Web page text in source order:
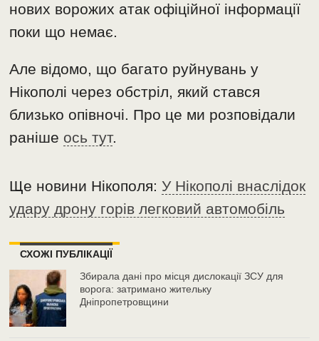
нових ворожих атак офіційної інформації
поки що немає.
Але відомо, що багато руйнувань у
Нікополі через обстріл, який стався
близько опівночі. Про це ми розповідали
раніше ось тут.
Ще новини Нікополя:У Нікополі внаслідок
удару дрону горів легковий автомобіль
СХОЖІ ПУБЛІКАЦІЇ
Збирала дані про місця дислокації ЗСУ для
ворога: затримано жительку
Дніпропетровщини